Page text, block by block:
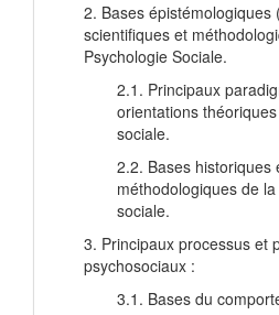
2. Bases épistémologiques
scientifiques et
Psychologie Sociale.
2.1. Principaux
orientations
sociale.
2.2. Bases historiques
méthodologiques de
sociale.
3. Principaux processus et
psychosociaux :
3.1. Bases du